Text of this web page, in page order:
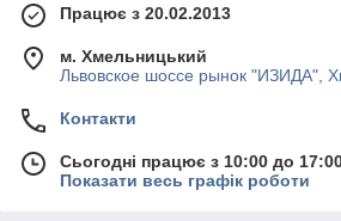
Працює з 20.02.2013
м. Хмельницький
Львовское шоссе рынок "ИЗИДА",
Контакти
Сьогодні працює з 10:00 до
Показати весь графік роботи